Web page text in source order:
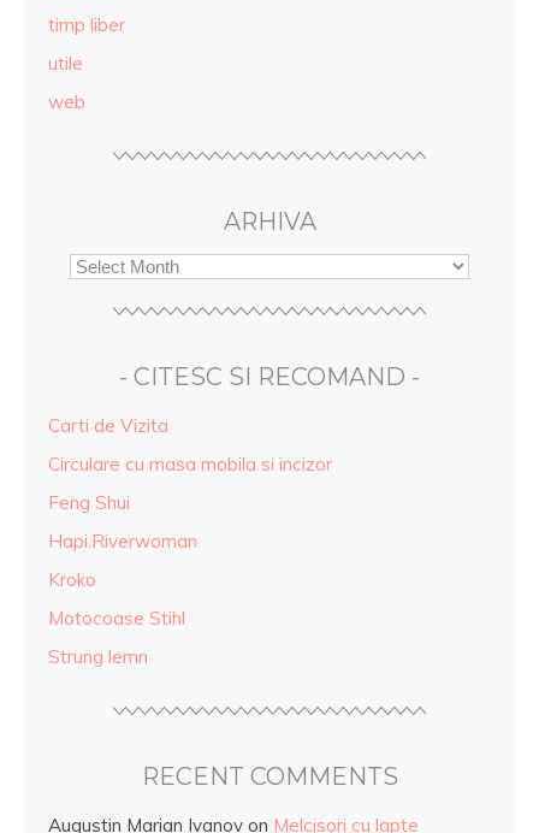
timp liber
utile
web
ARHIVA
- CITESC SI RECOMAND -
Carti de Vizita
Circulare cu masa mobila si incizor
Feng Shui
Hapi.Riverwoman
Kroko
Motocoase Stihl
Strung lemn
RECENT COMMENTS
Augustin Marian Ivanov on Melcisori cu lapte